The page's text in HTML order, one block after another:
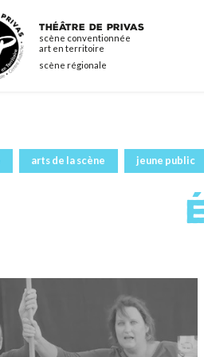
THÉÂTRE DE PRIVAS
scène conventionnée
art en territoire
scène régionale
arts de la scène jeune public